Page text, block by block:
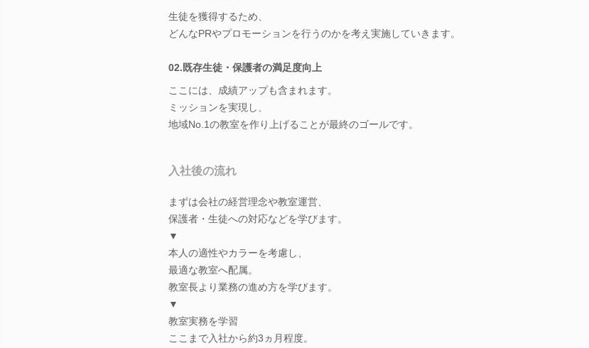
生徒を獲得するため、
どんなPRやプロモーションを行うのかを考え実施していきます。
02.既存生徒・保護者の満足度向上
ここには、成績アップも含まれます。
ミッションを実現し、
地域No.1の教室を作り上げることが最終のゴールです。
入社後の流れ
まずは会社の経営理念や教室運営、
保護者・生徒への対応などを学びます。
▼
本人の適性やカラーを考慮し、
最適な教室へ配属。
教室長より業務の進め方を学びます。
▼
教室実務を学習
ここまで入社から約3ヵ月程度。